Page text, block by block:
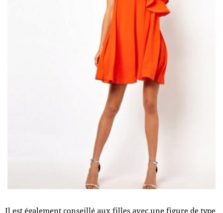
Il est également conseillé aux filles avec une figure de type